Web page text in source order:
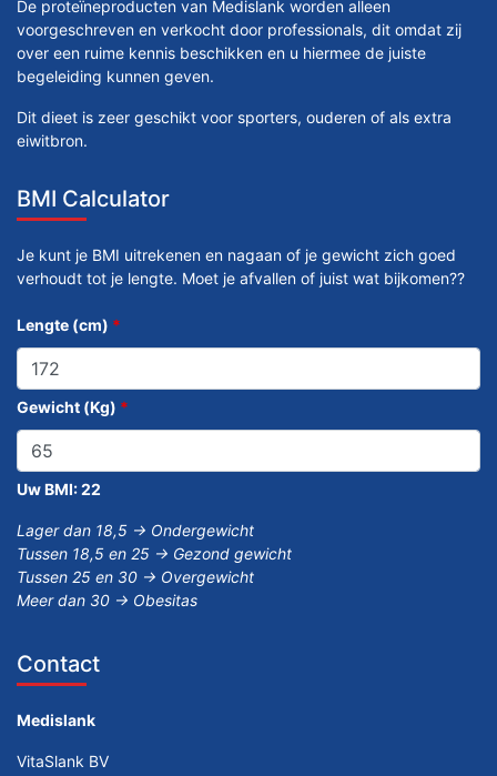
De proteïneproducten van Medislank worden alleen
voorgeschreven en verkocht door professionals, dit omdat zij
over een ruime kennis beschikken en u hiermee de juiste
begeleiding kunnen geven.
Dit dieet is zeer geschikt voor sporters, ouderen of als extra
eiwitbron.
BMI Calculator
Je kunt je BMI uitrekenen en nagaan of je gewicht zich goed
verhoudt tot je lengte. Moet je afvallen of juist wat bijkomen??
Lengte (cm) *
Gewicht (Kg) *
Uw BMI:22
Lager dan 18,5 -> Ondergewicht
Tussen 18,5 en 25 -> Gezond gewicht
Tussen 25 en 30 -> Overgewicht
Meer dan 30 -> Obesitas
Contact
Medislank
VitaSlank BV